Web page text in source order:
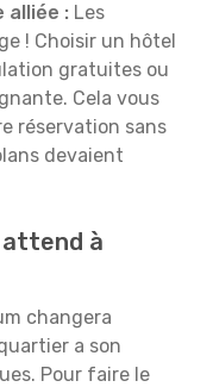
alliée : Les
! Choisir un hôtel
gratuites ou
Cela vous
réservation sans
devaient
à
changera
a son
Pour faire le